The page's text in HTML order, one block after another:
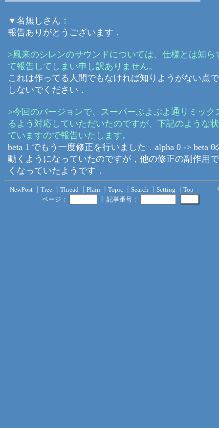
▼名無しさん：
報告ありがとうございます．
>風来のシレンのサウンドについては、仕様とは知ら
て報告してしまい申し訳ありません。
これは作ってる人間でもなければ知りようがない点
しないでください．
>今回のバージョンで、スーパーぷよぷよ通リミック
るよう対応していただいたのですが、下記のような
ていますので報告いたします。
beta 1 でもう一度修正を行いました．alpha 0 -> beta
動くようになっていたのですが，他の修正の副作用
くなっていたようです．
NewPost Tree Thread Plain Topic Search Setting Top
ページ：
記事番号：